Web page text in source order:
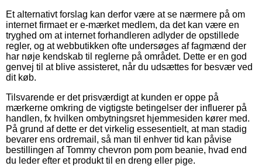
Et alternativt forslag kan derfor være at se nærmere på om
internet firmaet er e-mærket medlem, da det kan være en
tryghed om at internet forhandleren adlyder de opstillede
regler, og at webbutikken ofte undersøges af fagmænd der
har nøje kendskab til reglerne på området. Dette er en god
genvej til at blive assisteret, når du udsættes for besvær ved
dit køb.
Tilsvarende er det prisværdigt at kunden er oppe på
mærkerne omkring de vigtigste betingelser der influerer på
handlen, fx hvilken ombytningsret hjemmesiden kører med.
På grund af dette er det virkelig essesentielt, at man stadig
bevarer ens ordremail, så man til enhver tid kan påvise
bestillingen af Tommy chevron pom pom beanie, hvad end
du leder efter et produkt til en dreng eller pige.